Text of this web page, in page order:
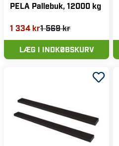
PELA Pallebuk, 12000 kg
1 334 kr1 569 kr
LÆG I INDKØBSKURV